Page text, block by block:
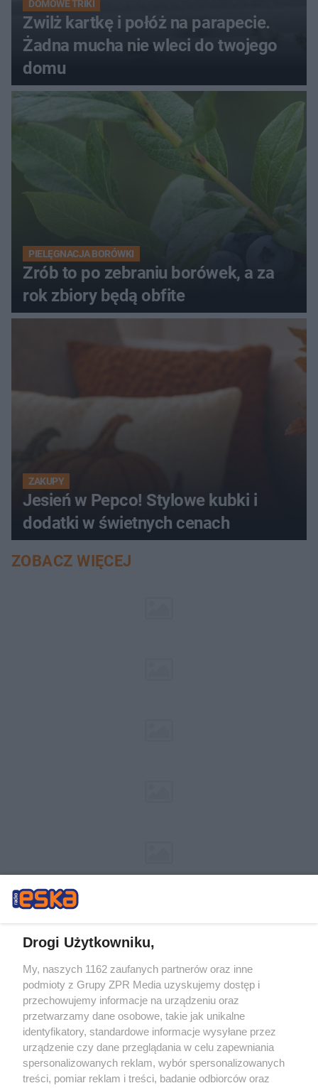
DOMOWE TRIKI
Zwilż kartkę i połóż na parapecie.
Żadna mucha nie wleci do twojego
domu
PIELĘGNACJA BORÓWKI
Zrób to po zebraniu borówek, a za
rok zbiory będą obfite
ZAKUPY
Jesień w Pepco! Stylowe kubki i
dodatki w świetnych cenach
ZOBACZ WIĘCEJ
Żaden utwór zamieszczony w serwisie nie może być powielany i
rozpowszechniany lub dalej rozpowszechniany w jakikolwiek sposób (w
tym także elektroniczny lub mechaniczny) na jakimkolwiek polu
eksploatacji w jakiejkolwiek formie, włącznie z umieszczaniem w Internecie
bez pisemnej zgody właściciela praw. Jakiekolwiek użycie lub
wykorzystanie utworów w całości lub w części z naruszeniem prawa, tzn.
bez właściwej zgody, jest zabronione pod groźbą kary i może być ścigane
prawnie.
Drogi Użytkowniku,
My, naszych 1162 zaufanych partnerów oraz inne
podmioty z Grupy ZPR Media uzyskujemy dostęp i
przechowujemy informacje na urządzeniu oraz
przetwarzamy dane osobowe, takie jak unikalne
identyfikatory, standardowe informacje wysyłane przez
urządzenie czy dane przeglądania w celu zapewniania
spersonalizowanych reklam, wybór spersonalizowanych
treści, pomiar reklam i treści, badanie odbiorców oraz